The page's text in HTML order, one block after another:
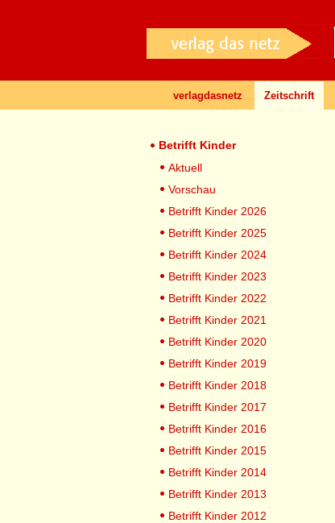
verlagdasnetz Zeitschrift
Betrifft Kinder
Aktuell
Vorschau
Betrifft Kinder 2026
Betrifft Kinder 2025
Betrifft Kinder 2024
Betrifft Kinder 2023
Betrifft Kinder 2022
Betrifft Kinder 2021
Betrifft Kinder 2020
Betrifft Kinder 2019
Betrifft Kinder 2018
Betrifft Kinder 2017
Betrifft Kinder 2016
Betrifft Kinder 2015
Betrifft Kinder 2014
Betrifft Kinder 2013
Betrifft Kinder 2012